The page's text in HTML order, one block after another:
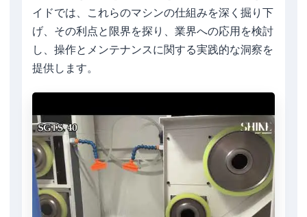
イドでは、これらのマシンの仕組みを深く掘り下
げ、その利点と限界を探り、業界への応用を検討
し、操作とメンテナンスに関する実践的な洞察を
提供します。